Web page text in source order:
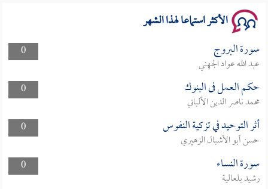
الأكثر استماعا لهذا الشهر
0 سورة البروج
عبد الله عواد الجهني
0
حكم العمل فى البنوك
محمد ناصر الدين الألباني
0
أثر التوحيد في تزكية النفوس
حسن أبو الأشبال الزهيري
0
سورة النساء
رشيد بلعالية